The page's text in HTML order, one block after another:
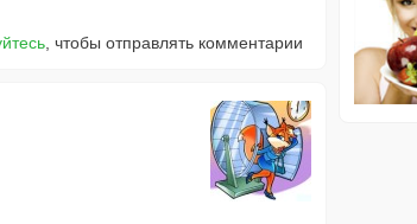
, чтобы отправлять комментарии